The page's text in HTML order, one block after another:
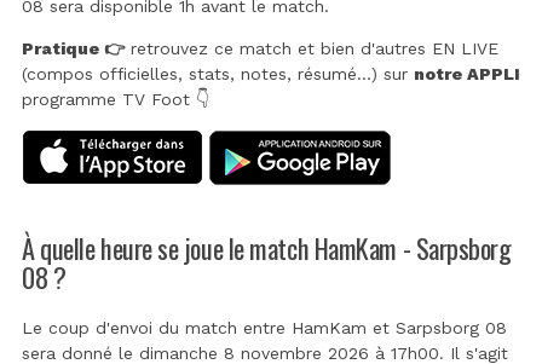
08 sera disponible 1h avant le match.
Pratique 👉retrouvez ce match et bien d'autres EN LIVE
(compos officielles, stats, notes, résumé...) sur notre APPLI
programme TV Foot 👇
À quelle heure se joue le match HamKam - Sarpsborg
08 ?
Le coup d'envoi du match entre HamKam et Sarpsborg 08
sera donné le dimanche 8 novembre 2026 à 17h00. Il s'agit